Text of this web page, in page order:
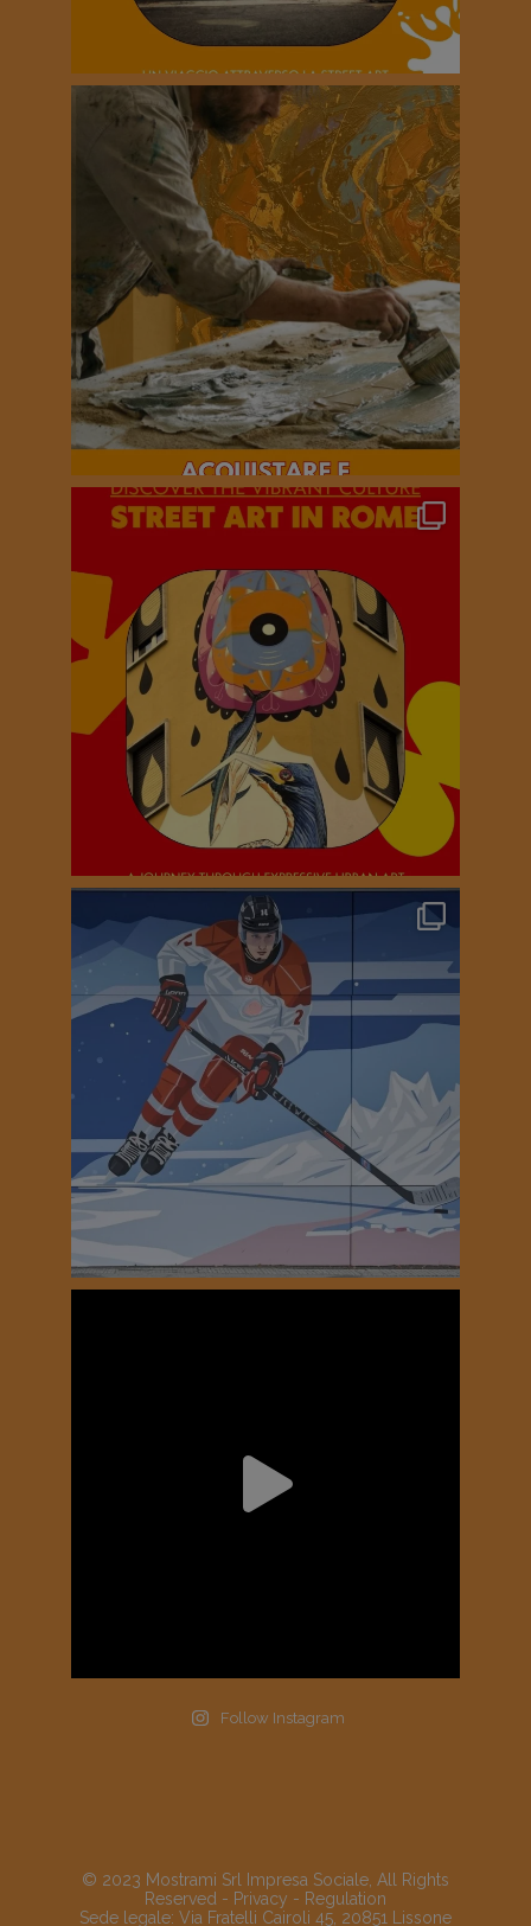
Follow Instagram
© 2023 Mostrami Srl Impresa Sociale, All Rights
Reserved - Privacy - Regulation
Sede legale: Via Fratelli Cairoli 45, 20851 Lissone